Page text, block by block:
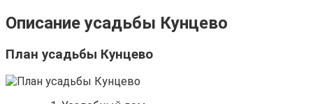
Описание усадьбы Кунцево
План усадьбы Кунцево